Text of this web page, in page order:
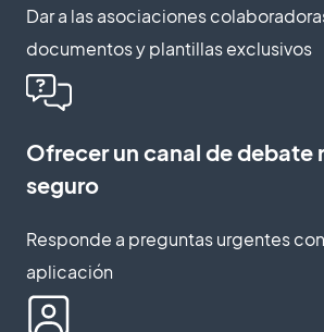
Dar a las asociaciones
documentos y plantillas exclusivos
Ofrecer un canal de debate
seguro
Responde a preguntas urgentes
aplicación